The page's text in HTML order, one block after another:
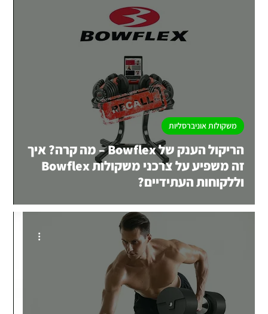
הריקול הענק של Bowflex – מה קרה? איך
זה משפיע על צרכני משקולות Bowflex
וללקוחות העתידיים?
משקולות אוניברסליות